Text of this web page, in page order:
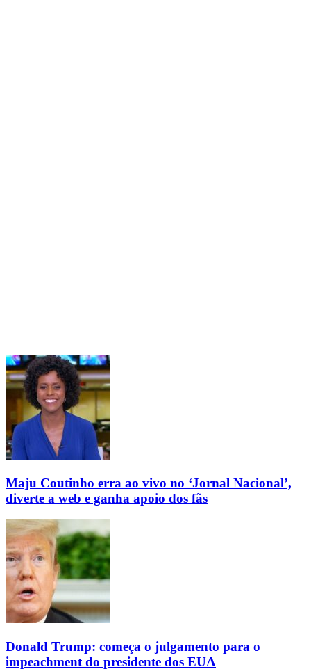
Maju Coutinho erra ao vivo no ‘Jornal Nacional’,
diverte a web e ganha apoio dos fãs
Donald Trump: começa o julgamento para o
impeachment do presidente dos EUA